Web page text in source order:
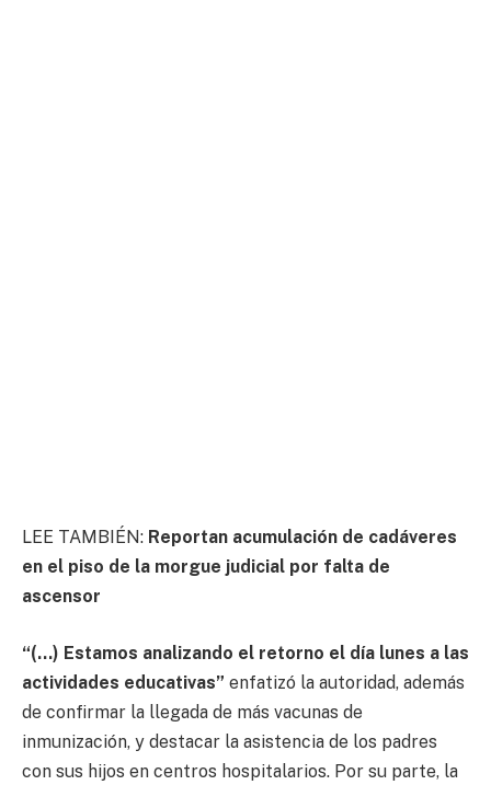
LEE TAMBIÉN: Reportan acumulación de cadáveres
en el piso de la morgue judicial por falta de
ascensor
“(…) Estamos analizando el retorno el día lunes a las
actividades educativas” enfatizó la autoridad, además
de confirmar la llegada de más vacunas de
inmunización, y destacar la asistencia de los padres
con sus hijos en centros hospitalarios. Por su parte, la